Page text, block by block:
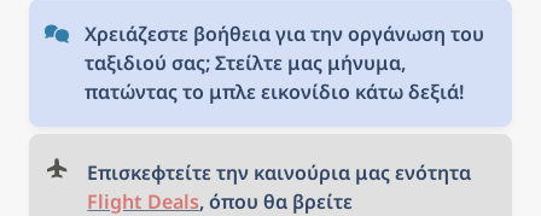
Χρειάζεστε βοήθεια για την οργάνωση του
ταξιδιού σας; Στείλτε μας μήνυμα,
πατώντας το μπλε εικονίδιο κάτω δεξιά!
Flight Deals, όπου θα βρείτε